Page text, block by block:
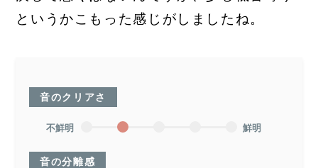
というかこもった感じがしましたね。
音のクリアさ
不鮮明 鮮明
音の分離感